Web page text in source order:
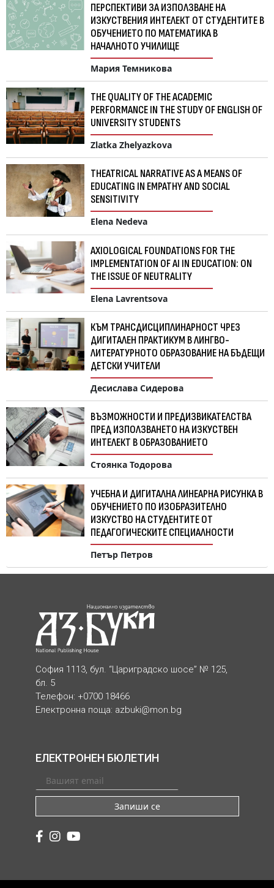
ПЕРСПЕКТИВИ ЗА ИЗПОЛЗВАНЕ НА
ИЗКУСТВЕНИЯ ИНТЕЛЕКТ ОТ СТУДЕНТИТЕ В
ОБУЧЕНИЕТО ПО МАТЕМАТИКА В
НАЧАЛНОТО УЧИЛИЩЕ
Мария Темникова
THE QUALITY OF THE ACADEMIC
PERFORMANCE IN THE STUDY OF ENGLISH OF
UNIVERSITY STUDENTS
Zlatka Zhelyazkova
THEATRICAL NARRATIVE AS A MEANS OF
EDUCATING IN EMPATHY AND SOCIAL
SENSITIVITY
Elena Nedeva
AXIOLOGICAL FOUNDATIONS FOR THE
IMPLEMENTATION OF AI IN EDUCATION: ON
THE ISSUE OF NEUTRALITY
Elena Lavrentsova
КЪМ ТРАНСДИСЦИПЛИНАРНОСТ ЧРЕЗ
ДИГИТАЛЕН ПРАКТИКУМ В ЛИНГВО-
ЛИТЕРАТУРНОТО ОБРАЗОВАНИЕ НА БЪДЕЩИ
ДЕТСКИ УЧИТЕЛИ
Десислава Сидерова
ВЪЗМОЖНОСТИ И ПРЕДИЗВИКАТЕЛСТВА
ПРЕД ИЗПОЛЗВАНЕТО НА ИЗКУСТВЕН
ИНТЕЛЕКТ В ОБРАЗОВАНИЕТО
Стоянка Тодорова
УЧЕБНА И ДИГИТАЛНА ЛИНЕАРНА РИСУНКА В
ОБУЧЕНИЕТО ПО ИЗОБРАЗИТЕЛНО
ИЗКУСТВО НА СТУДЕНТИТЕ ОТ
ПЕДАГОГИЧЕСКИТЕ СПЕЦИАЛНОСТИ
Петър Петров
София 1113, бул. “Цариградско шосе” № 125,
бл. 5
Телефон: +0700 18466
Електронна поща: azbuki@mon.bg
ЕЛЕКТРОНЕН БЮЛЕТИН
Запиши се